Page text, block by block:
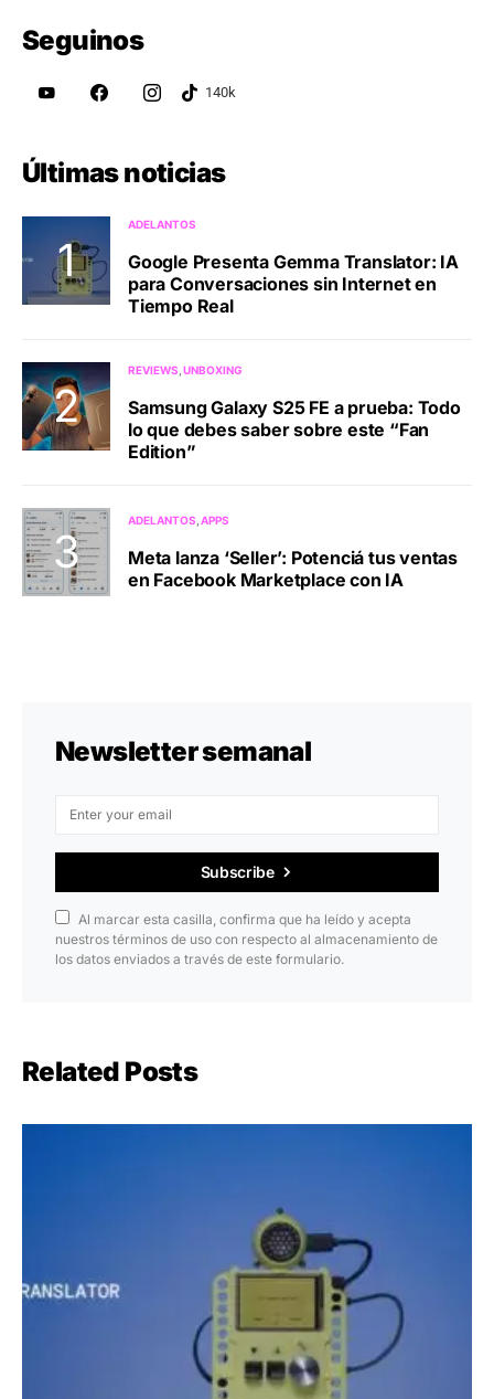
Seguinos
Últimas noticias
ADELANTOS
Google Presenta Gemma Translator: IA
para Conversaciones sin Internet en
Tiempo Real
REVIEWS UNBOXING
Samsung Galaxy S25 FE a prueba: Todo
lo que debes saber sobre este “Fan
Edition”
ADELANTOS APPS
Meta lanza ‘Seller’: Potenciá tus ventas
en Facebook Marketplace con IA
Newsletter semanal
Subscribe
Al marcar esta casilla, confirma que ha leído y acepta
nuestros términos de uso con respecto al almacenamiento de
los datos enviados a través de este formulario.
Related Posts